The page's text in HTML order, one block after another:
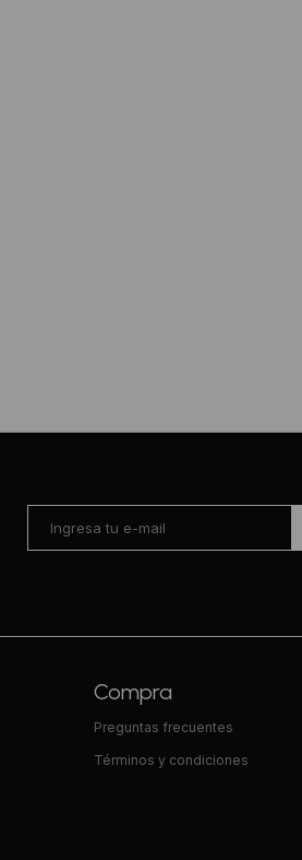
Compra
Preguntas frecuentes
Términos y condiciones